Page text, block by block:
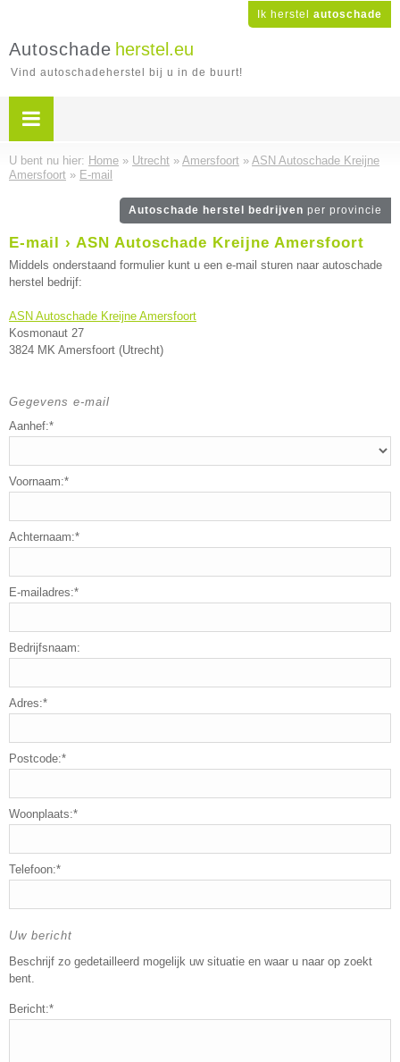
Ik herstel autoschade
Autoschade herstel.eu
Vind autoschadeherstel bij u in de buurt!
U bent nu hier: Home » Utrecht » Amersfoort » ASN Autoschade Kreijne
Amersfoort » E-mail
Autoschade herstel bedrijven per provincie
E-mail › ASN Autoschade Kreijne Amersfoort
Middels onderstaand formulier kunt u een e-mail sturen naar autoschade
herstel bedrijf:
ASN Autoschade Kreijne Amersfoort
Kosmonaut 27
3824 MK Amersfoort (Utrecht)
Gegevens e-mail
Aanhef:*
Voornaam:*
Achternaam:*
E-mailadres:*
Bedrijfsnaam:
Adres:*
Postcode:*
Woonplaats:*
Telefoon:*
Uw bericht
Beschrijf zo gedetailleerd mogelijk uw situatie en waar u naar op zoekt
bent.
Bericht:*